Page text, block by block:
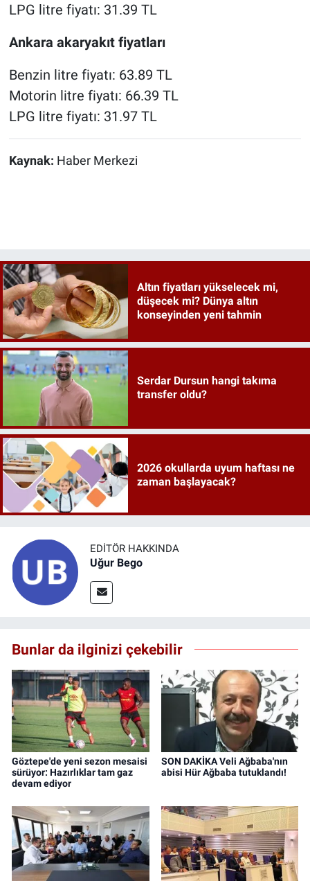
LPG litre fiyatı: 31.39 TL
Ankara akaryakıt fiyatları
Benzin litre fiyatı: 63.89 TL
Motorin litre fiyatı: 66.39 TL
LPG litre fiyatı: 31.97 TL
Kaynak: Haber Merkezi
Altın fiyatları yükselecek mi,
düşecek mi? Dünya altın
konseyinden yeni tahmin
Serdar Dursun hangi takıma
transfer oldu?
2026 okullarda uyum haftası ne
zaman başlayacak?
EDITÖR HAKKINDA
Uğur Bego
Bunlar da ilginizi çekebilir
Göztepe'de yeni sezon mesaisi
sürüyor: Hazırlıklar tam gaz
devam ediyor
SON DAKİKA Veli Ağbaba'nın
abisi Hür Ağbaba tutuklandı!